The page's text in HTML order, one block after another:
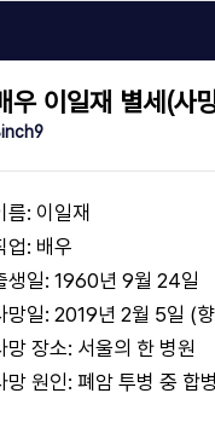
우 이일재 별세(사
름: 이일재
업: 배우
생일: 1960년 9월 24일
망일: 2019년 2월 5일 (
망 장소: 서울의 한 병원
망 원인: 폐암 투병 중 합